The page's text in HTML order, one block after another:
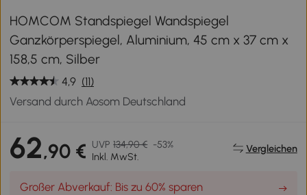
HOMCOM Standspiegel Wandspiegel
Ganzkörperspiegel, Aluminium, 45 cm x 37 cm x
158,5 cm, Silber
4,9 (11)
Versand durch Aosom Deutschland
62,90 € UVP 134,90 € -53%
Inkl. MwSt.
Vergleichen
Großer Abverkauf: Bis zu 60% sparen